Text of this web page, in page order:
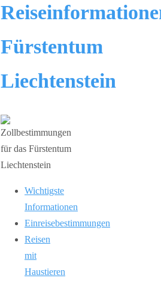
Fürstentum
Liechtenstein
Wichtigste
Informationen
Einreisebestimmungen
Reisen
mit
Haustieren